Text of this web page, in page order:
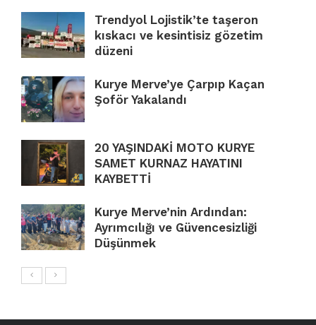
Trendyol Lojistik’te taşeron
kıskacı ve kesintisiz gözetim
düzeni
Kurye Merve’ye Çarpıp Kaçan
Şoför Yakalandı
20 YAŞINDAKİ MOTO KURYE
SAMET KURNAZ HAYATINI
KAYBETTİ
Kurye Merve’nin Ardından:
Ayrımcılığı ve Güvencesizliği
Düşünmek